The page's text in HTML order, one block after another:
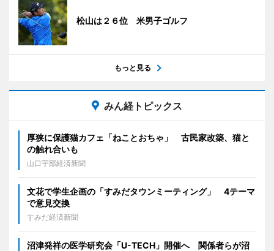
松山は２６位 米男子ゴルフ
もっと見る
みん経トピックス
厚狭に保護猫カフェ「ねことおちゃ」 古民家改築、猫と
の触れ合いも
山口宇部経済新聞
文花で学生企画の「すみだタウンミーティング」 4テーマ
で意見交換
すみだ経済新聞
沼津発祥の医学研究会「U-TECH」開催へ 関係者らが沼